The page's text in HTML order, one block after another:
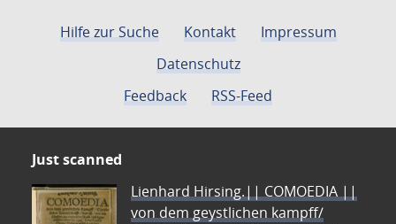
Hilfe zur Suche Kontakt
Impressum
Datenschutz
Feedback
RSS-Feed
Just scanned
Lienhard Hirsing.|| COMOEDIA ||
von dem geystlichen kampff/